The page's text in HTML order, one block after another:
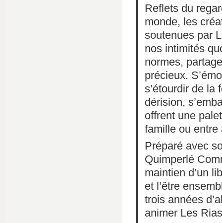
Reflets du
monde, les
soutenues par
nos intimités
normes,
précieux.
s’étourdir de la
dérision,
offrent une
famille ou entre
Préparé avec
Quimperlé
maintien d’un
et l’être
trois années
animer Les